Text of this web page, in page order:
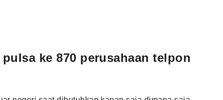
ke 870 perusahaan telpon